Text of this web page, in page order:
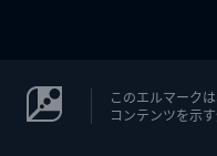
このエルマーク
コンテンツを示